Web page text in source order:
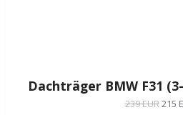
Dachträger BMW F31
239 EUR215